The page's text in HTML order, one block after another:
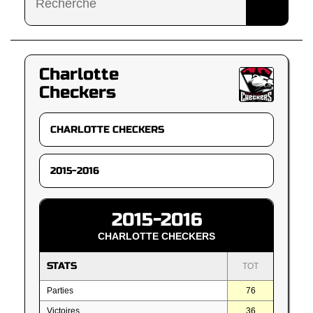
Charlotte
Checkers
2015-2016
CHARLOTTE CHECKERS
STATS TOT
Parties 76
Victoires 36